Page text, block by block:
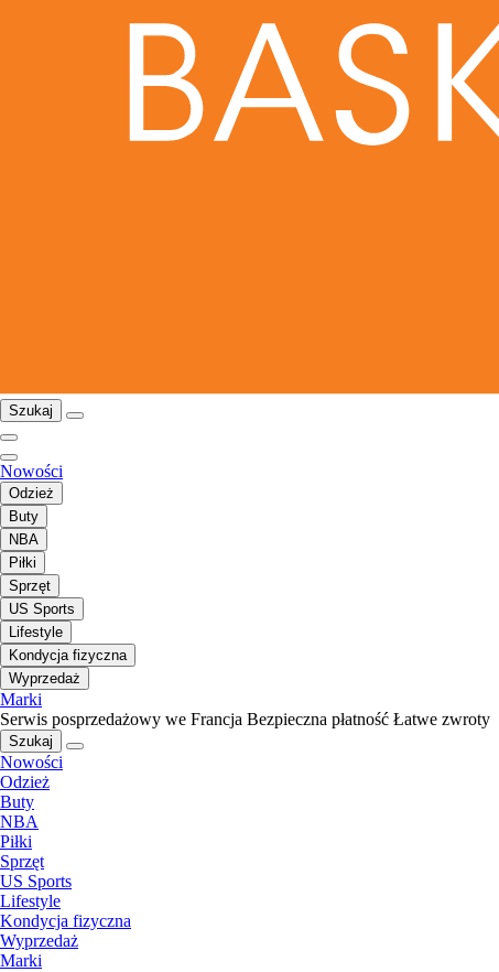
Szukaj
Nowości
Odzież
Buty
NBA
Piłki
Sprzęt
US Sports
Lifestyle
Kondycja fizyczna
Wyprzedaż
Marki
Serwis posprzedażowy we Francja Bezpieczna płatność Łatwe zwroty
Szukaj
Nowości
Odzież
Buty
NBA
Piłki
Sprzęt
US Sports
Lifestyle
Kondycja fizyczna
Wyprzedaż
Marki